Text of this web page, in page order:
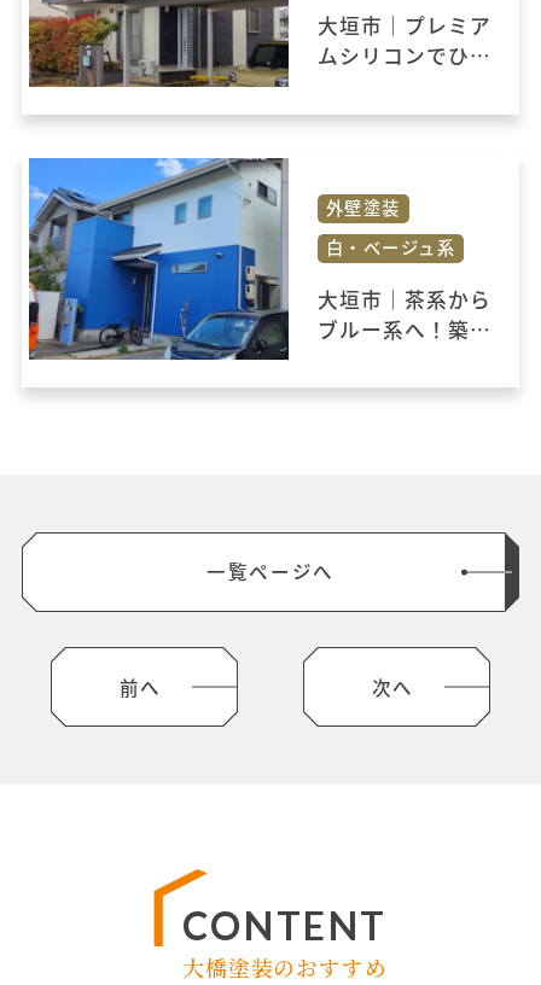
大垣市｜プレミア
ムシリコンでひび
ンカラーの塗り替
外壁塗装
白・ベージュ系
大垣市｜茶系から
ブルー系へ！築14
装リフォーム工事
前へ
一覧ページへ
次へ
CONTENT
大橋塗装のおすすめ